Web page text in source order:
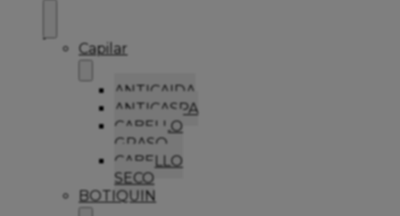
Capilar
ANTICAIDA
ANTICASPA
CABELLO
GRASO
CABELLO
SECO
BOTIQUIN